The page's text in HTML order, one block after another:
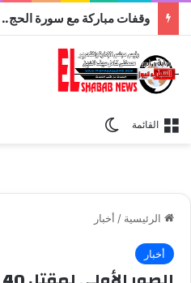
القائمة
الرئيسية / أخبار
أخبار